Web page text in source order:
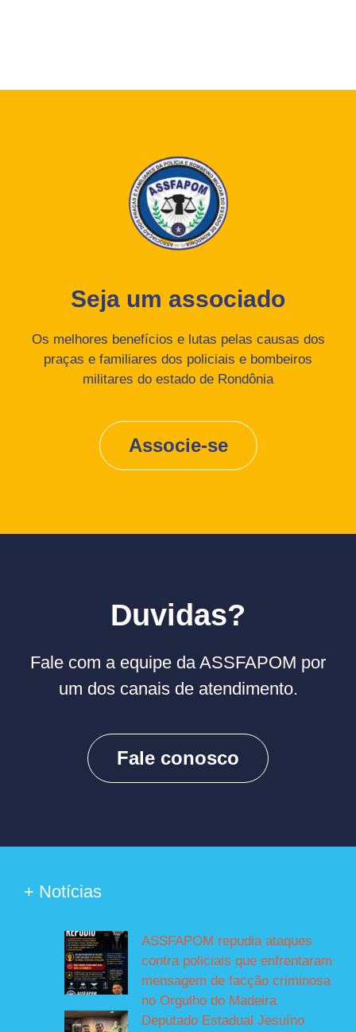
Seja um associado
Os melhores benefícios e lutas pelas causas dos
praças e familiares dos policiais e bombeiros
militares do estado de Rondônia
Associe-se
Duvidas?
Fale com a equipe da ASSFAPOM por
um dos canais de atendimento.
Fale conosco
+ Notícias
ASSFAPOM repudia ataques
contra policiais que enfrentaram
mensagem de facção criminosa
no Orgulho do Madeira
Deputado Estadual Jesuíno